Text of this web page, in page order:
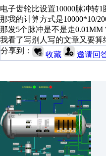
电子齿轮比设置10000脉冲转
那我的计算方式是10000*10/
那发5个脉冲是不是走0.01MM
我看了写别人写的文章又要
分享到：
收藏 邀请回